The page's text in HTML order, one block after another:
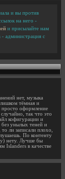
и вы против
на него -
и присылайте нам
администрация с
нет, музыка
тёмная и
оформление
так что это
кофигурации и
без унылых теней и
ли записали плохо,
По контенту
нету. Лучше бы
Islanders в качестве